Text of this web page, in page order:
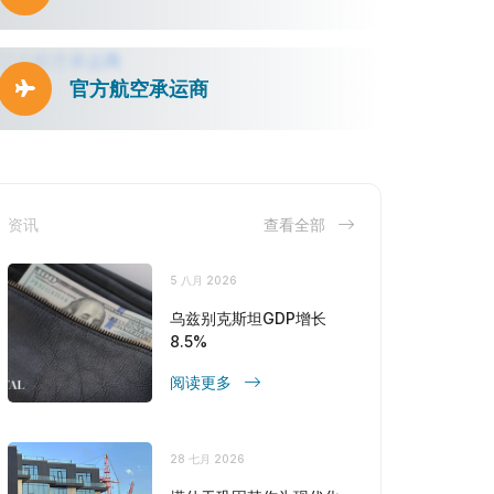
官方航空承运商
资讯 查看全部
5 八月 2026
乌兹别克斯坦GDP增长
8.5%
阅读更多
28 七月 2026